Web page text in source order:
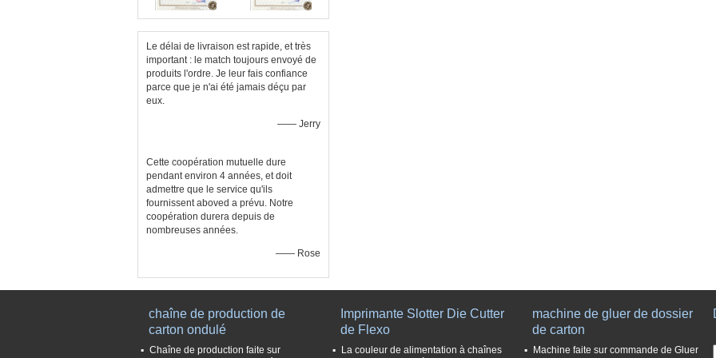
Le délai de livraison est rapide, et très
important : le match toujours envoyé de
produits l'ordre. Je leur fais confiance
parce que je n'ai été jamais déçu par
eux.
—— Jerry
Cette coopération mutuelle dure
pendant environ 4 années, et doit
admettre que le service qu'ils
fournissent aboved a prévu. Notre
coopération durera depuis de
nombreuses années.
—— Rose
chaîne de production de
carton ondulé
Chaîne de production faite sur
Imprimante Slotter Die Cutter
de Flexo
La couleur de alimentation à chaînes
machine de gluer de dossier
de carton
Machine faite sur commande de Gluer